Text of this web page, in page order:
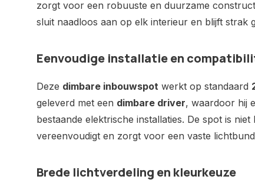
zorgt voor een robuuste en duurzame
sluit naadloos aan op elk interieur en blijft strak
Eenvoudige installatie en
Deze dimbare inbouwspot werkt op standaard
geleverd met een dimbare driver, waardoor hij
bestaande elektrische installaties. De spot is
vereenvoudigt en zorgt voor een vaste
Brede lichtverdeling en kleurkeuze